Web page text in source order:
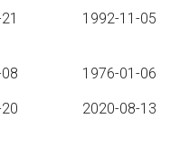
1992-11-05
1976-01-06
2020-08-13